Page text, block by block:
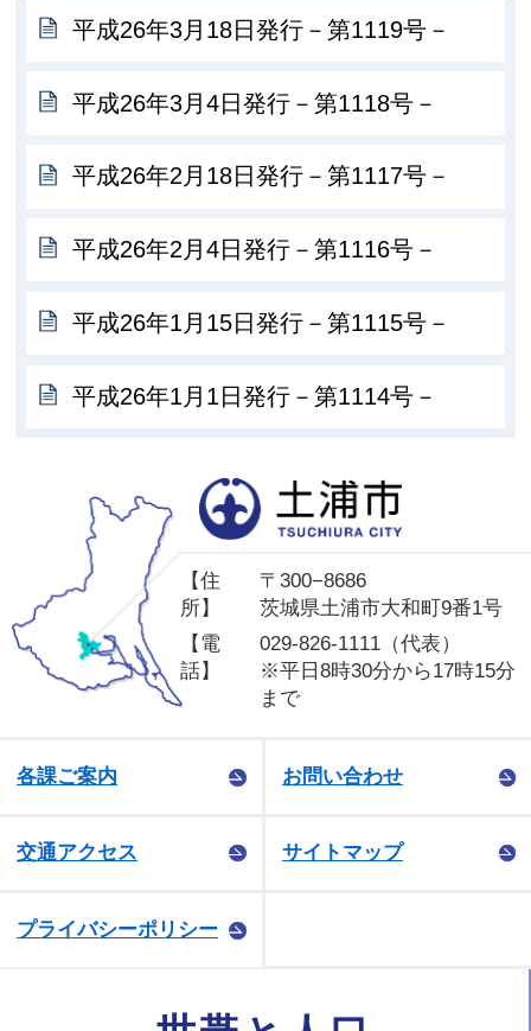
平成26年3月18日発行－第1119号－
平成26年3月4日発行－第1118号－
平成26年2月18日発行－第1117号－
平成26年2月4日発行－第1116号－
平成26年1月15日発行－第1115号－
平成26年1月1日発行－第1114号－
【住
所】
〒300−8686
茨城県土浦市大和町9番1号
【電
話】
029-826-1111（代表）
※平日8時30分から17時15分
まで
各課ご案内 お問い合わせ
交通アクセス サイトマップ
プライバシーポリシー